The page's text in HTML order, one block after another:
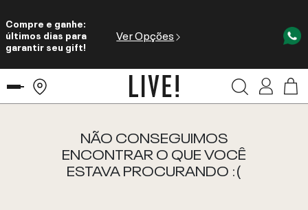
Compre e ganhe:
últimos dias para
garantir seu gift!
Ver Opções
NÃO CONSEGUIMOS
ENCONTRAR O QUE VOCÊ
ESTAVA PROCURANDO :(